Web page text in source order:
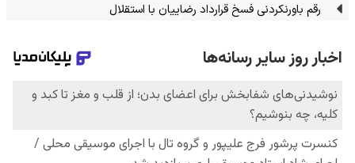
رقم باورنکردنی فسخ قرارداد رضاییان با استقلال